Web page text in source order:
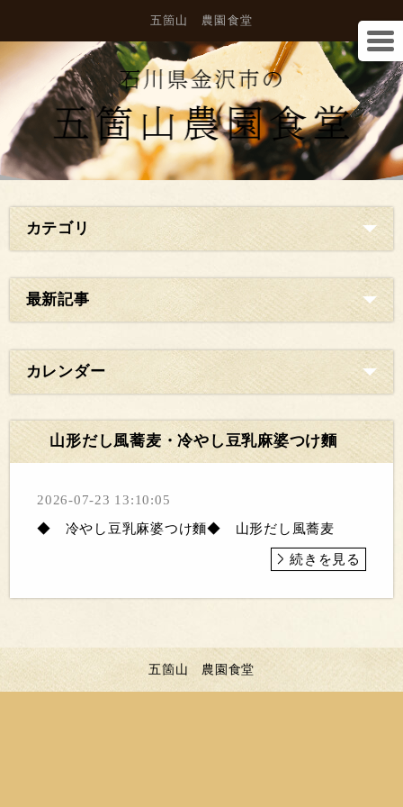
五箇山 農園食堂
カテゴリ
最新記事
カレンダー
山形だし風蕎麦・冷やし豆乳麻婆つけ麵
2026-07-23 13:10:05
◆ 冷やし豆乳麻婆つけ麵◆ 山形だし風蕎麦
続きを見る
五箇山 農園食堂